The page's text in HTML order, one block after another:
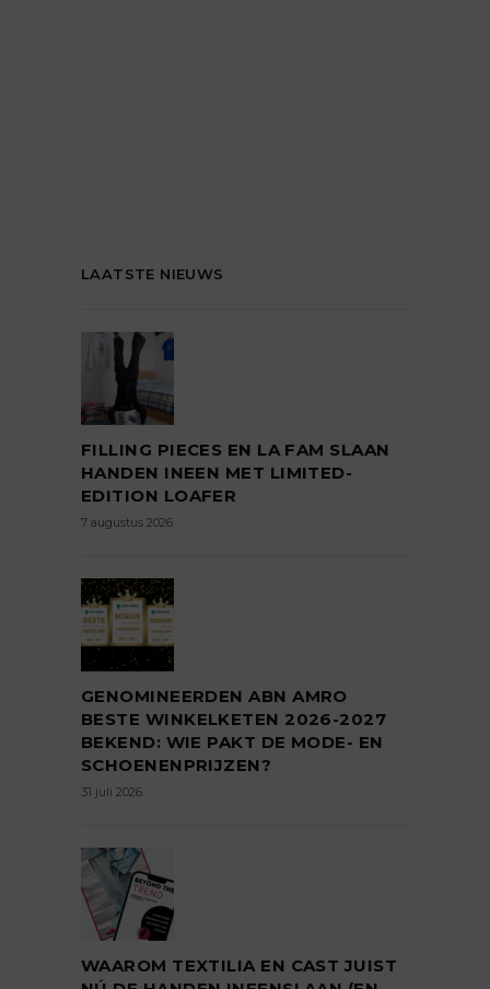
LAATSTE NIEUWS
FILLING PIECES EN LA FAM SLAAN
HANDEN INEEN MET LIMITED-
EDITION LOAFER
7 augustus 2026
GENOMINEERDEN ABN AMRO
BESTE WINKELKETEN 2026-2027
BEKEND: WIE PAKT DE MODE- EN
SCHOENENPRIJZEN?
31 juli 2026
WAAROM TEXTILIA EN CAST JUIST